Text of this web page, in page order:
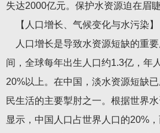
失达2000亿元。保护水资源迫在眉睫
【人口增长、气候变化与水污染】
人口增长是导致水资源短缺的重
间，全球每年出生人口约1.3亿，年
20%以上。在中国，淡水资源短缺
民生活的主要掣肘之一。根据世界
显示，中国人口占世界人口的20%